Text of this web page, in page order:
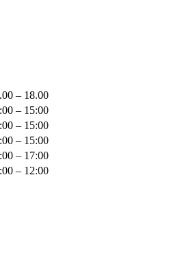
– 18.00
– 15:00
– 15:00
– 15:00
– 17:00
– 12:00